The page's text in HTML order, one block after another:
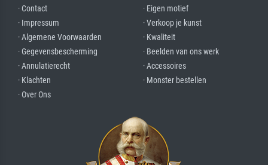
· Contact
· Impressum
· Algemene Voorwaarden
· Gegevensbescherming
· Annulatierecht
· Klachten
· Over Ons
· Eigen motief
· Verkoop je kunst
· Kwaliteit
· Beelden van ons werk
· Accessoires
· Monster bestellen